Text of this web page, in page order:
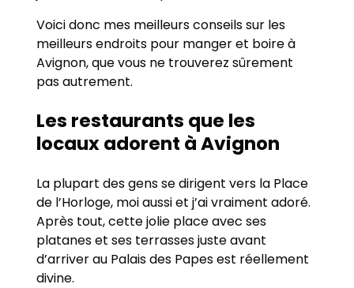
Voici donc mes meilleurs conseils sur les
meilleurs endroits pour manger et boire à
Avignon, que vous ne trouverez sûrement
pas autrement.
Les restaurants que les
locaux adorent à Avignon
La plupart des gens se dirigent vers la Place
de l’Horloge, moi aussi et j’ai vraiment adoré.
Après tout, cette jolie place avec ses
platanes et ses terrasses juste avant
d’arriver au Palais des Papes est réellement
divine.